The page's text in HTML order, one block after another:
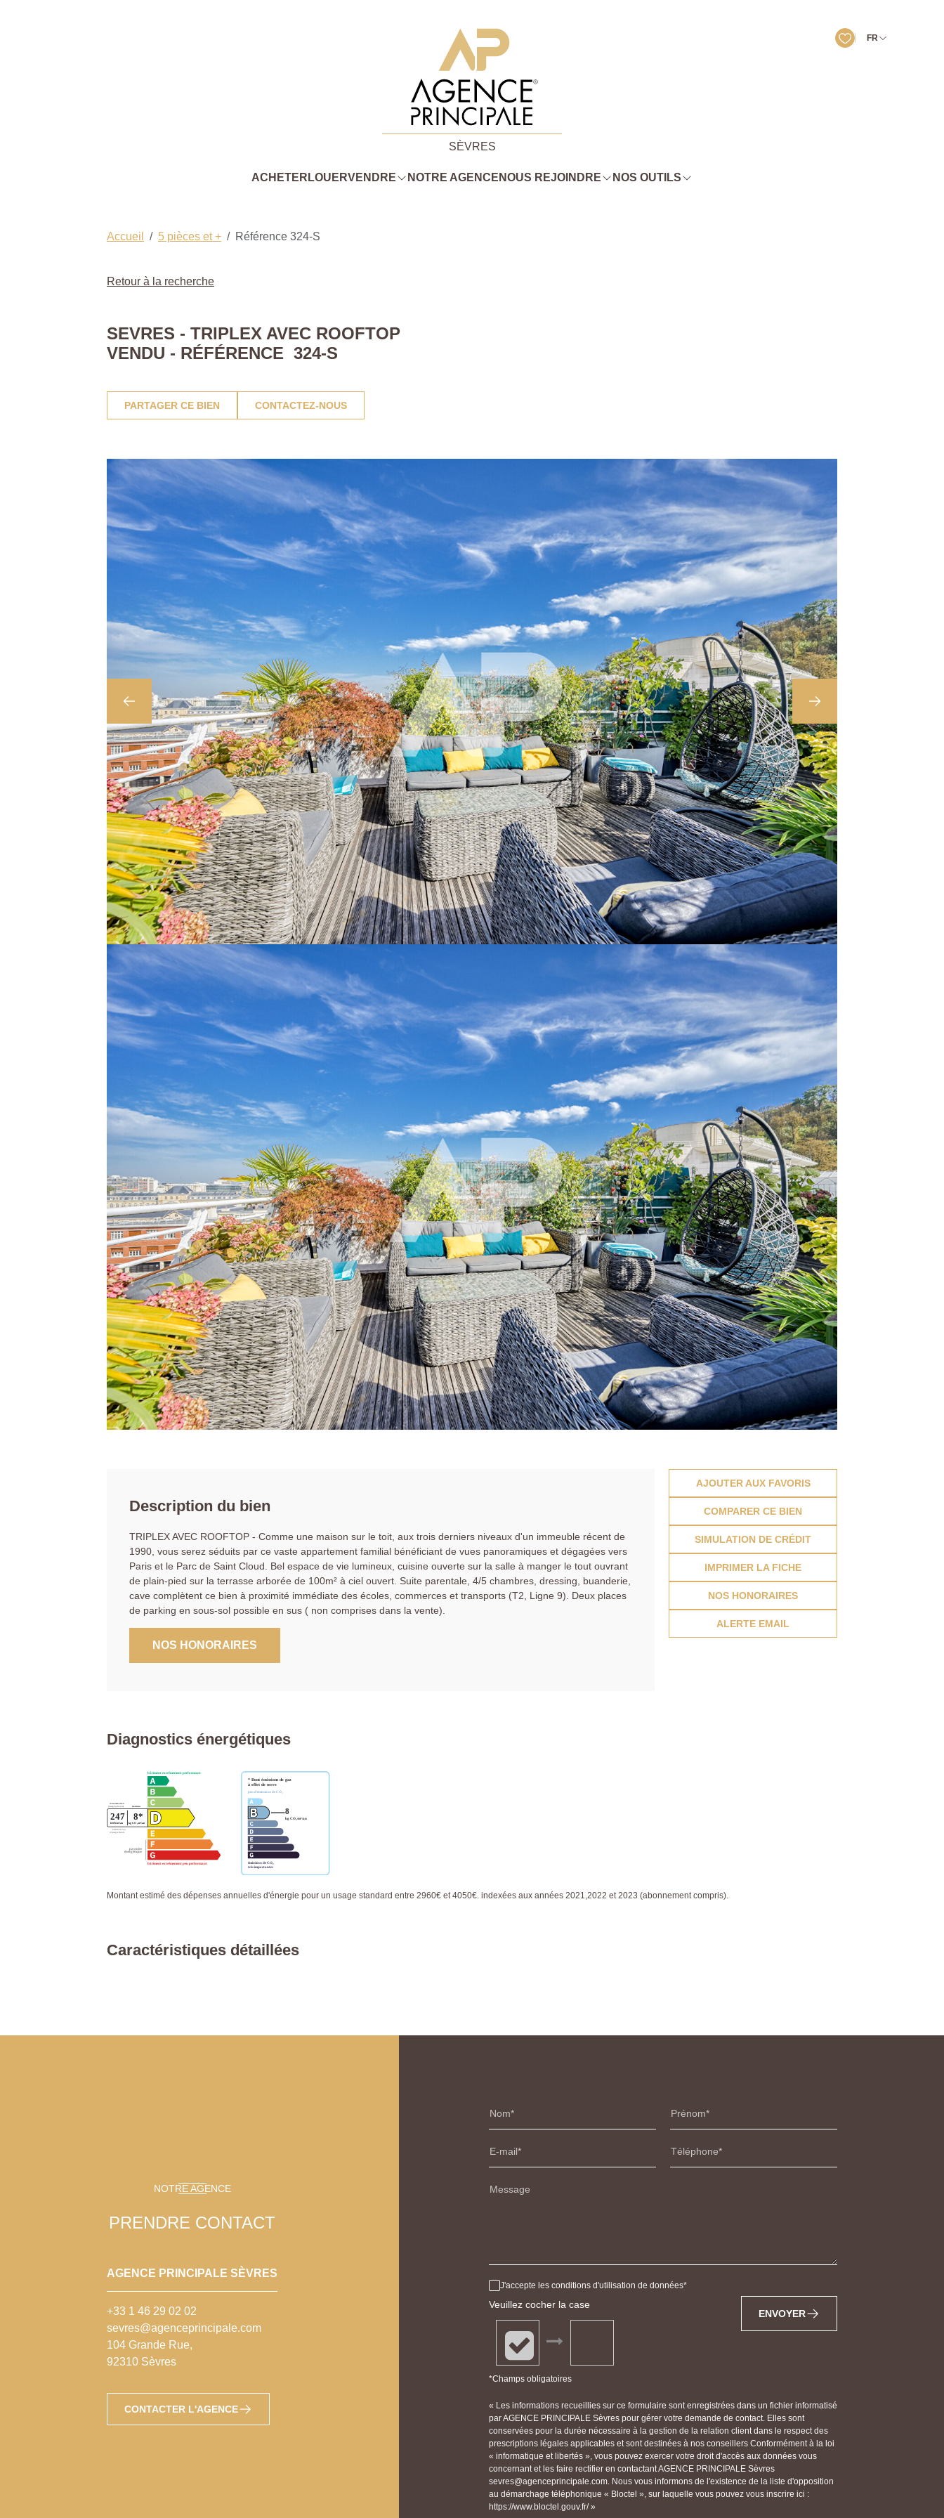
FR
SÈVRES
ACHETER LOUERVENDRE NOTRE AGENCE NOUS REJOINDRE NOS OUTILS
Accueil 5 pièces et + Référence 324-S
Retour à la recherche
SEVRES - TRIPLEX AVEC ROOFTOP
VENDU - RÉFÉRENCE 324-S
PARTAGER CE BIEN CONTACTEZ-NOUS
Description du bien
TRIPLEX AVEC ROOFTOP - Comme une maison sur le toit, aux trois derniers niveaux d'un immeuble récent de
1990, vous serez séduits par ce vaste appartement familial bénéficiant de vues panoramiques et dégagées vers
Paris et le Parc de Saint Cloud. Bel espace de vie lumineux, cuisine ouverte sur la salle à manger le tout ouvrant
de plain-pied sur la terrasse arborée de 100m² à ciel ouvert. Suite parentale, 4/5 chambres, dressing, buanderie,
cave complètent ce bien à proximité immédiate des écoles, commerces et transports (T2, Ligne 9). Deux places
de parking en sous-sol possible en sus ( non comprises dans la vente).
NOS HONORAIRES
AJOUTER AUX FAVORIS
COMPARER CE BIEN
SIMULATION DE CRÉDIT
IMPRIMER LA FICHE
NOS HONORAIRES
ALERTE EMAIL
Diagnostics énergétiques
Montant estimé des dépenses annuelles d'énergie pour un usage standard entre 2960€ et 4050€. indexées aux années 2021,2022 et 2023 (abonnement compris).
Caractéristiques détaillées
NOTRE AGENCE
PRENDRE CONTACT
AGENCE PRINCIPALE SÈVRES
+33 1 46 29 02 02
sevres@agenceprincipale.com
104 Grande Rue,
92310 Sèvres
CONTACTER L'AGENCE
Nom Prénom
E-mail Téléphone
Message
J'accepte les conditions d'utilisation de données
Veuillez cocher la case
*Champs obligatoires
ENVOYER
« Les informations recueillies sur ce formulaire sont enregistrées dans un fichier informatisé
par AGENCE PRINCIPALE Sèvres pour gérer votre demande de contact. Elles sont
conservées pour la durée nécessaire à la gestion de la relation client dans le respect des
prescriptions légales applicables et sont destinées à nos conseillers Conformément à la loi
« informatique et libertés », vous pouvez exercer votre droit d'accès aux données vous
concernant et les faire rectifier en contactant AGENCE PRINCIPALE Sèvres
sevres@agenceprincipale.com. Nous vous informons de l'existence de la liste d'opposition
au démarchage téléphonique « Bloctel », sur laquelle vous pouvez vous inscrire ici :
https://www.bloctel.gouv.fr/ »